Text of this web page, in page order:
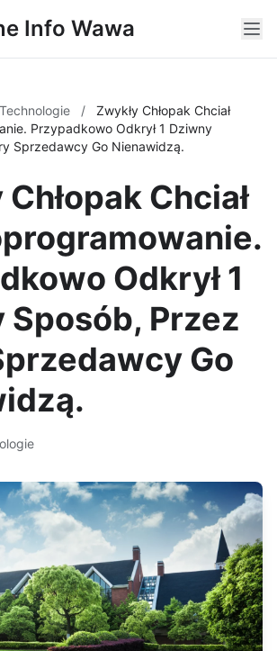
Info Wawa
Technologie /
Zwykły Chłopak Chciał
Przypadkowo Odkrył 1 Dziwny
Sprzedawcy Go Nienawidzą.
Chciał
Odkrył 1
Sposób, Przez
Go